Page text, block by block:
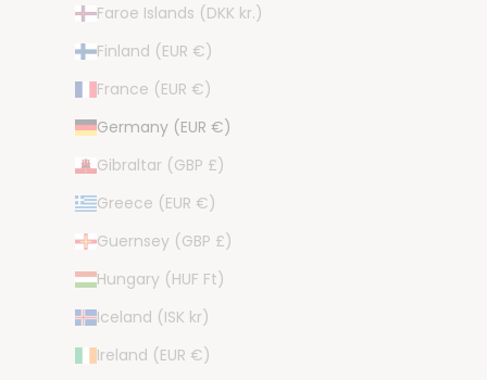
Faroe Islands (DKK kr.)
Finland (EUR €)
France (EUR €)
Germany (EUR €)
Gibraltar (GBP £)
Greece (EUR €)
Guernsey (GBP £)
Hungary (HUF Ft)
Iceland (ISK kr)
Ireland (EUR €)